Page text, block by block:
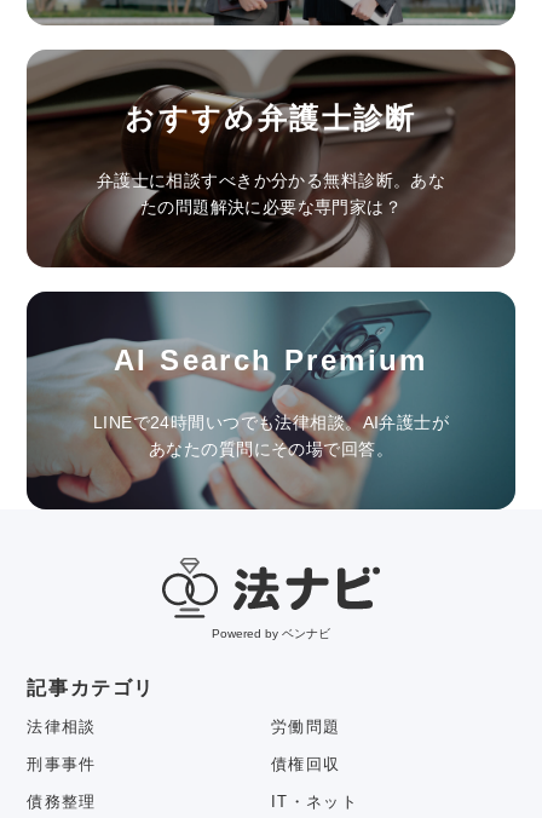
おすすめ弁護士診断
弁護士に相談すべきか分かる無料診断。あな
たの問題解決に必要な専門家は？
AI Search Premium
LINEで24時間いつでも法律相談。AI弁護士が
あなたの質問にその場で回答。
Powered by ベンナビ
記事カテゴリ
法律相談 労働問題
刑事事件 債権回収
債務整理 IT・ネット